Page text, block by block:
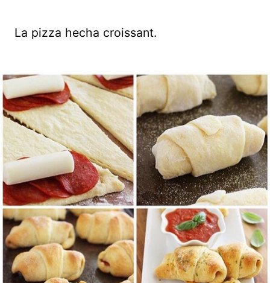
La pizza hecha croissant.